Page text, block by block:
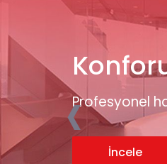
İdeal
Hızlı,
Konforunuzu
‹